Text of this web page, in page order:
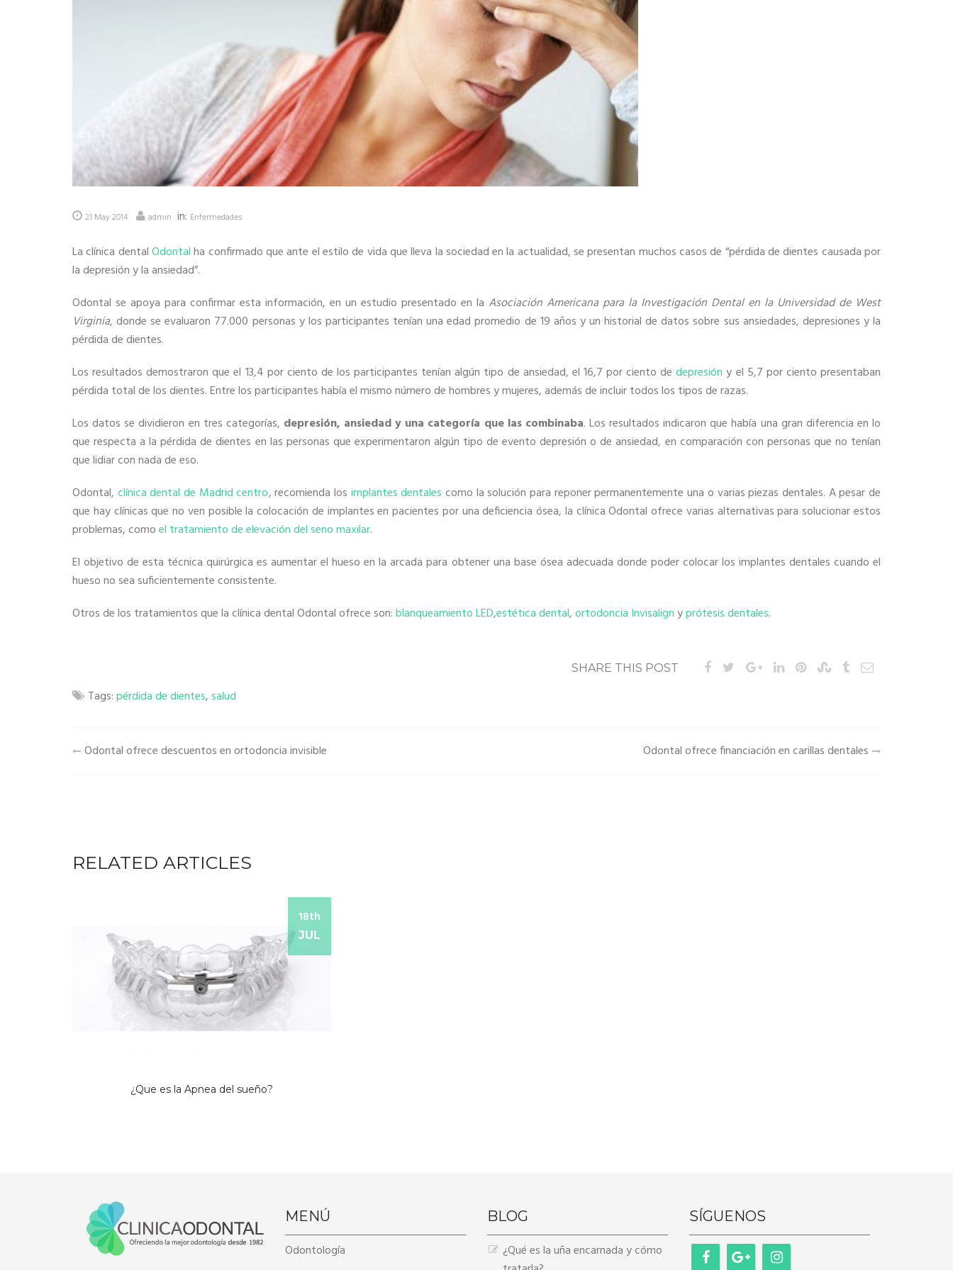
21 May 2014 admin in: Enfermedades
La clínica dentalOdontalha confirmado que ante el estilo de vida que lleva la sociedad en la actualidad, se presentan muchos casos de “pérdida de dientes causada por
la depresión y la ansiedad”.
Odontal se apoya para confirmar esta información, en un estudio presentado en la Asociación Americana para la Investigación Dental en la Universidad de West
Virginia, donde se evaluaron 77.000 personas y los participantes tenían una edad promedio de 19 años y un historial de datos sobre sus ansiedades, depresiones y la
pérdida de dientes.
Los resultados demostraron que el 13,4 por ciento de los participantes tenían algún tipo de ansiedad, el 16,7 por ciento dedepresión y el 5,7 por ciento presentaban
pérdida total de los dientes. Entre los participantes había el mismo número de hombres y mujeres, además de incluir todos los tipos de razas.
Los datos se dividieron en tres categorías, depresión, ansiedad y una categoría que las combinaba. Los resultados indicaron que había una gran diferencia en lo
que respecta a la pérdida de dientes en las personas que experimentaron algún tipo de evento depresión o de ansiedad, en comparación con personas que no tenían
que lidiar con nada de eso.
Odontal, clínica dental de Madrid centro, recomienda los implantes dentales como la solución para reponer permanentemente una o varias piezas dentales. A pesar de
que hay clínicas que no ven posible la colocación de implantes en pacientes por una deficiencia ósea, la clínica Odontal ofrece varias alternativas para solucionar estos
problemas, comoel tratamiento de elevación del seno maxilar.
El objetivo de esta técnica quirúrgica es aumentar el hueso en la arcada para obtener una base ósea adecuada donde poder colocar los implantes dentales cuando el
hueso no sea suficientemente consistente.
Otros de los tratamientos que la clínica dental Odontal ofrece son:blanqueamiento LED,estética dental,ortodoncia Invisalignyprótesis dentales.
SHARE THIS POST
Tags:pérdida de dientes,salud
Navegación
Odontal ofrece descuentos en ortodoncia invisible Odontal ofrece financiación en carillas dentales
RELATED ARTICLES
18th
JUL
¿Que es la Apnea del sueño?
MENÚ
Odontología
BLOG
¿Qué es la uña encarnada y cómo
SÍGUENOS